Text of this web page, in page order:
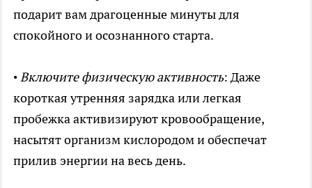
подарит вам драгоценные минуты для
спокойного и осознанного старта.
•Включите физическую активность: Даже
короткая утренняя зарядка или легкая
пробежка активизируют кровообращение,
насытят организм кислородом и обеспечат
прилив энергии на весь день.